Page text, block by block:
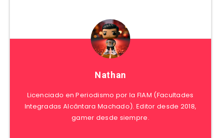
Nathan
Licenciado en Periodismo por la FIAM (Facultades
Integradas Alcântara Machado). Editor desde 2018,
gamer desde siempre.